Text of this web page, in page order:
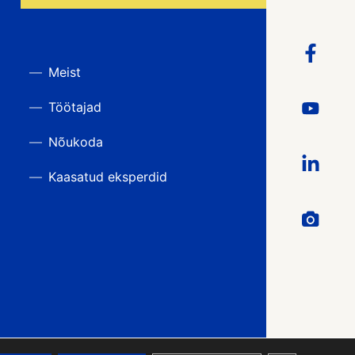
Meist
Töötajad
Nõukoda
Kaasatud eksperdid